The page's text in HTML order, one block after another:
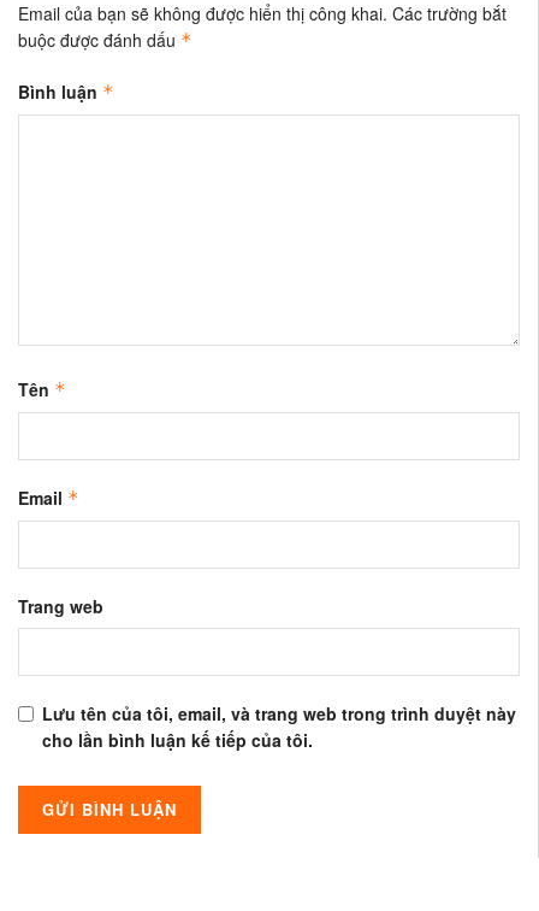
Email của bạn sẽ không được hiển thị công khai. Các trường bắt
buộc được đánh dấu *
Bình luận *
Tên *
Email *
Trang web
Lưu tên của tôi, email, và trang web trong trình duyệt này
cho lần bình luận kế tiếp của tôi.